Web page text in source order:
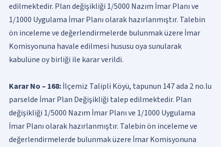
edilmektedir. Plan değişikliği 1/5000 Nazım İmar Planı ve
1/1000 Uygulama İmar Planı olarak hazırlanmıştır. Talebin
ön inceleme ve değerlendirmelerde bulunmak üzere İmar
Komisyonuna havale edilmesi hususu oya sunularak
kabulüne oy birliği ile karar verildi.
Karar No – 168:İlçemiz Talipli Köyü, tapunun 147 ada 2 no.lu
parselde İmar Plan Değişikliği talep edilmektedir. Plan
değişikliği 1/5000 Nazım İmar Planı ve 1/1000 Uygulama
İmar Planı olarak hazırlanmıştır. Talebin ön inceleme ve
değerlendirmelerde bulunmak üzere İmar Komisyonuna